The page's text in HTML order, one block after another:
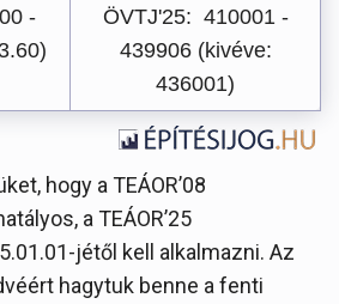
-
ÖVTJ'25: 410001 -
439906 (kivéve:
436001)
hogy a TEÁOR’08
a TEÁOR’25
jétől kell alkalmazni. Az
hagytuk benne a fenti